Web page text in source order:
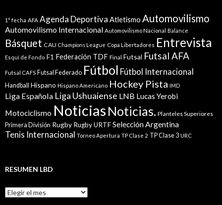
1° fecha AFA Agenda Deportiva Atletismo Automovilismo
Automovilismo Internacional Automovilismo Nacional Balance
Básquet CAU Champions League Copa Libertadores Entrevista
Esquí de Fondo F1 Federación TDF Final Futsal Futsal AFA
Futsal CAFS Futsal Federado Fútbol Fútbol Internacional
Handball Hispano Hispano Americano Hockey Pista IMD
Liga Española Liga Ushuaiense LNB Lucas Yerobi
Motociclismo Noticias Noticias. Planteles Superiores
Primera División Rugby Rugby URTFSelección Argentina
Tenis Internacional Torneo Apertura TP Clase 2 TP Clase 3 URC
RESUMEN LBD
Resumen
LBD